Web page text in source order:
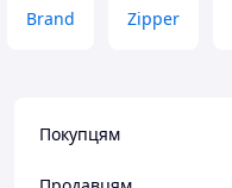
Brand Zipper
Покупцям